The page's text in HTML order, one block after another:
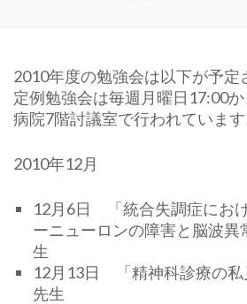
2010年度の勉強会は以下が予定
定例勉強会は毎週月曜日17:00
病院7階討議室で行われています
2010年12月
12月6日 「統合失調症にお
ーニューロンの障害と脳波
生
12月13日 「精神科診療の
先生